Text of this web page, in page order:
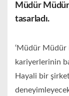
Müdür
tasarladı.
‘Müdür Müdür
kariyerlerinin
Hayali bir